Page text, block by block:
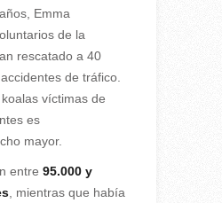
Emma
de la
rescatado a 40
de tráfico.
víctimas de
es
mayor.
entre 95.000 y
, mientras que había